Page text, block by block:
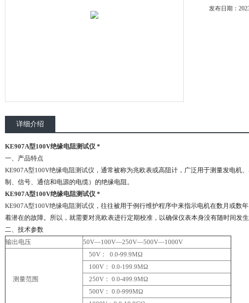
发布日期：
详细介绍
KE907A型100V绝缘电阻测试仪 *
一、产品特点
KE907A型100V绝缘电阻测试仪 ，通常被称为兆欧表或高阻计，广泛用于测量发电机
制、信号、通信和电源的电缆）的绝缘电阻。
KE907A型100V绝缘电阻测试仪 *
KE907A型100V绝缘电阻测试仪 ，往往被用于例行维护程序中来指示电机在数月或数
着潜在的故障。所以，就需要对兆欧表进行定期校准，以确保仪表本身没有随时间发生
二、技术参数
输出电压
50V—100V—250V—500V—1000V
测量范围
50V： 0.0-99.9MΩ
100V： 0.0-199.9MΩ
250V： 0.0-499.9MΩ
500V： 0.0-999MΩ